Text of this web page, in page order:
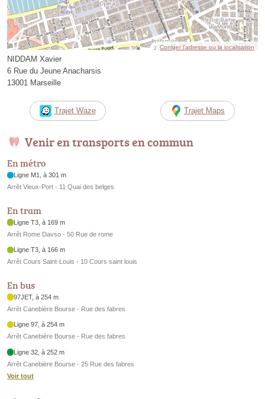
Corriger l’adresse ou la localisation
NIDDAM Xavier
6 Rue du Jeune Anacharsis
13001 Marseille
Trajet Waze Trajet Maps
Venir en transports en commun
En métro
Ligne M1, à 301 m
Arrêt Vieux-Port - 11 Quai des belges
En tram
Ligne T3, à 169 m
Arrêt Rome Davso - 50 Rue de rome
Ligne T3, à 166 m
Arrêt Cours Saint-Louis - 10 Cours saint louis
En bus
97JET, à 254 m
Arrêt Canebière Bourse - Rue des fabres
Ligne 97, à 254 m
Arrêt Canebière Bourse - Rue des fabres
Ligne 32, à 252 m
Arrêt Canebière Bourse - 25 Rue des fabres
Voir tout